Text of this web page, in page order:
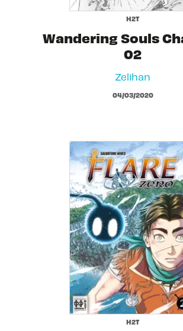
H2T
Wandering Souls
02
Zelihan
04/03/2020
H2T